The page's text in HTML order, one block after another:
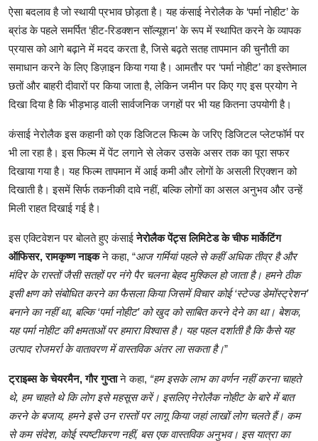
ऐसा बदलाव है जो स्थायी प्रभाव छोड़ता है। यह कंसाई नेरोलैक के ‘पर्मा नोहीट’ के
ब्रांड के पहले समर्पित ‘हीट-रिडक्शन सॉल्यूशन’ के रूप में स्थापित करने के व्यापक
प्रयास को आगे बढ़ाने में मदद करता है, जिसे बढ़ते सतह तापमान की चुनौती का
समाधान करने के लिए डिज़ाइन किया गया है। आमतौर पर ‘पर्मा नोहीट’ का इस्तेमाल
छतों और बाहरी दीवारों पर किया जाता है, लेकिन जमीन पर किए गए इस प्रयोग ने
दिखा दिया है कि भीड़भाड़ वाली सार्वजनिक जगहों पर भी यह कितना उपयोगी है।
कंसाई नेरोलैक इस कहानी को एक डिजिटल फिल्म के जरिए डिजिटल प्लेटफॉर्म पर
भी ला रहा है। इस फिल्म में पेंट लगाने से लेकर उसके असर तक का पूरा सफर
दिखाया गया है। यह फिल्म तापमान में आई कमी और लोगों के असली रिएक्शन को
दिखाती है। इसमें सिर्फ तकनीकी दावे नहीं, बल्कि लोगों का असल अनुभव और उन्हें
मिली राहत दिखाई गई है।
इस एक्टिवेशन पर बोलते हुए कंसाईनेरोलैक पेंट्स लिमिटेड के चीफ मार्केटिंग
ऑफिसर, रामकृष्ण नाइकने कहा, “आज गर्मियां पहले से कहीं अधिक तीव्र है और
मंदिर के रास्तों जैसी सतहों पर नंगे पैर चलना बेहद मुश्किल हो जाता है। हमने ठीक
इसी क्षण को संबोधित करने का फैसला किया जिसमें विचार कोई ‘स्टेज्ड डेमोंस्ट्रेशन’
बनाने का नहीं था, बल्कि ‘पर्मा नोहीट’ को खुद को साबित करने देने का था। बेशक,
यह पर्मा नोहीट की क्षमताओं पर हमारा विश्वास है। यह पहल दर्शाती है कि कैसे यह
उत्पाद रोजमर्रा के वातावरण में वास्तविक अंतर ला सकता है।”
ट्राइब्स के चेयरमैन, गौर गुप्ताने कहा, “हम इसके लाभ का वर्णन नहीं करना चाहते
थे, हम चाहते थे कि लोग इसे महसूस करें। इसलिए नेरोलैक नोहीट के बारे में बात
करने के बजाय, हमने इसे उन रास्तों पर लागू किया जहां लाखों लोग चलते हैं। कम
से कम संदेश, कोई स्पष्टीकरण नहीं, बस एक वास्तविक अनुभव। इस यात्रा का